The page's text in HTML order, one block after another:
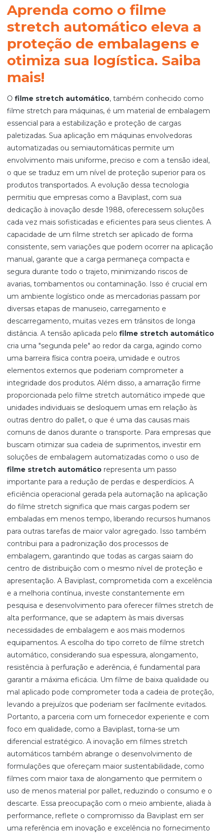
Aprenda como o filme
stretch automático eleva a
proteção de embalagens e
otimiza sua logística. Saiba
mais!
O filme stretch automático, também conhecido como
filme stretch para máquinas, é um material de embalagem
essencial para a estabilização e proteção de cargas
paletizadas. Sua aplicação em máquinas envolvedoras
automatizadas ou semiautomáticas permite um
envolvimento mais uniforme, preciso e com a tensão ideal,
o que se traduz em um nível de proteção superior para os
produtos transportados. A evolução dessa tecnologia
permitiu que empresas como a Baviplast, com sua
dedicação à inovação desde 1988, oferecessem soluções
cada vez mais sofisticadas e eficientes para seus clientes. A
capacidade de um filme stretch ser aplicado de forma
consistente, sem variações que podem ocorrer na aplicação
manual, garante que a carga permaneça compacta e
segura durante todo o trajeto, minimizando riscos de
avarias, tombamentos ou contaminação. Isso é crucial em
um ambiente logístico onde as mercadorias passam por
diversas etapas de manuseio, carregamento e
descarregamento, muitas vezes em trânsitos de longa
distância. A tensão aplicada pelo filme stretch automático
cria uma "segunda pele" ao redor da carga, agindo como
uma barreira física contra poeira, umidade e outros
elementos externos que poderiam comprometer a
integridade dos produtos. Além disso, a amarração firme
proporcionada pelo filme stretch automático impede que
unidades individuais se desloquem umas em relação às
outras dentro do pallet, o que é uma das causas mais
comuns de danos durante o transporte. Para empresas que
buscam otimizar sua cadeia de suprimentos, investir em
soluções de embalagem automatizadas como o uso de
filme stretch automático representa um passo
importante para a redução de perdas e desperdícios. A
eficiência operacional gerada pela automação na aplicação
do filme stretch significa que mais cargas podem ser
embaladas em menos tempo, liberando recursos humanos
para outras tarefas de maior valor agregado. Isso também
contribui para a padronização dos processos de
embalagem, garantindo que todas as cargas saiam do
centro de distribuição com o mesmo nível de proteção e
apresentação. A Baviplast, comprometida com a excelência
e a melhoria contínua, investe constantemente em
pesquisa e desenvolvimento para oferecer filmes stretch de
alta performance, que se adaptem às mais diversas
necessidades de embalagem e aos mais modernos
equipamentos. A escolha do tipo correto de filme stretch
automático, considerando sua espessura, alongamento,
resistência à perfuração e aderência, é fundamental para
garantir a máxima eficácia. Um filme de baixa qualidade ou
mal aplicado pode comprometer toda a cadeia de proteção,
levando a prejuízos que poderiam ser facilmente evitados.
Portanto, a parceria com um fornecedor experiente e com
foco em qualidade, como a Baviplast, torna-se um
diferencial estratégico. A inovação em filmes stretch
automáticos também abrange o desenvolvimento de
formulações que ofereçam maior sustentabilidade, como
filmes com maior taxa de alongamento que permitem o
uso de menos material por pallet, reduzindo o consumo e o
descarte. Essa preocupação com o meio ambiente, aliada à
performance, reflete o compromisso da Baviplast em ser
uma referência em inovação e excelência no fornecimento